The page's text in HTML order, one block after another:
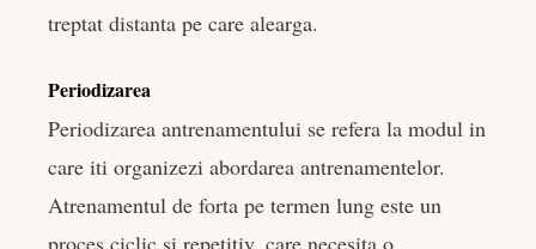
treptat distanta pe care alearga.
Periodizarea
Periodizarea antrenamentului se refera la modul in
care iti organizezi abordarea antrenamentelor.
Atrenamentul de forta pe termen lung este un
proces ciclic si repetitiv, care necesita o